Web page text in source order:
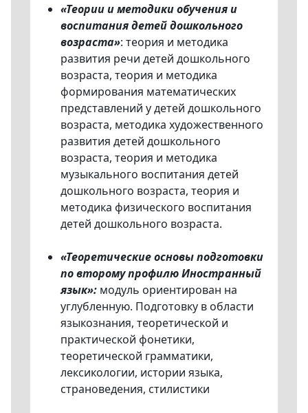
«Теории и методики обучения и
воспитания детей дошкольного
возраста»: теория и методика
развития речи детей дошкольного
возраста, теория и методика
формирования математических
представлений у детей дошкольного
возраста, методика художественного
развития детей дошкольного
возраста, теория и методика
музыкального воспитания детей
дошкольного возраста, теория и
методика физического воспитания
детей дошкольного возраста.
«Теоретические основы подготовки
по второму профилю Иностранный
язык»: модуль ориентирован на
углубленную. Подготовку в области
языкознания, теоретической и
практической фонетики,
теоретической грамматики,
лексикологии, истории языка,
страноведения, стилистики